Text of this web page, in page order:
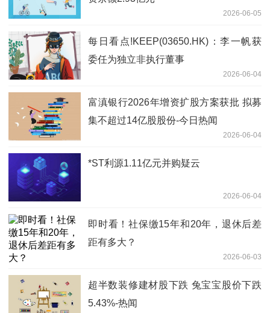
2026-06-05
每日看点!KEEP(03650.HK)：李一帆获
委任为独立非执行董事
2026-06-04
富滇银行2026年增资扩股方案获批 拟募
集不超过14亿股股份-今日热闻
2026-06-04
*ST利源1.11亿元并购疑云
2026-06-04
即时看！社保缴15年和20年，退休后差
距有多大？
2026-06-03
超半数装修建材股下跌 兔宝宝股价下跌
5.43%-热闻